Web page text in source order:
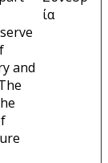
and
ία